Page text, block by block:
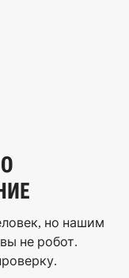
но нашим
не робот.